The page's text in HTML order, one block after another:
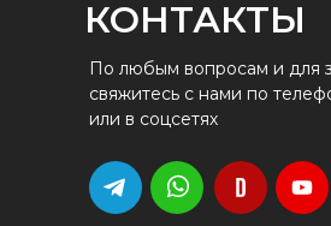
КОНТАКТЫ
По любым вопросам и для
свяжитесь с нами по
или в соцсетях